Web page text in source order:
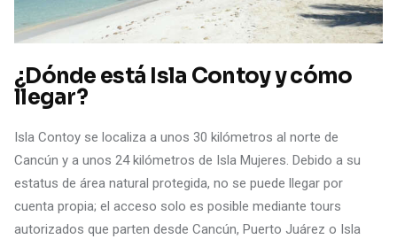
¿Dónde está Isla Contoy y cómo
llegar?
Isla Contoy se localiza a unos 30 kilómetros al norte de
Cancún y a unos 24 kilómetros de Isla Mujeres. Debido a su
estatus de área natural protegida, no se puede llegar por
cuenta propia; el acceso solo es posible mediante tours
autorizados que parten desde Cancún, Puerto Juárez o Isla